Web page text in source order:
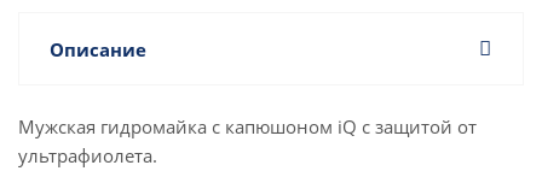
Описание
Мужская гидромайка с капюшоном iQ с защитой от
ультрафиолета.